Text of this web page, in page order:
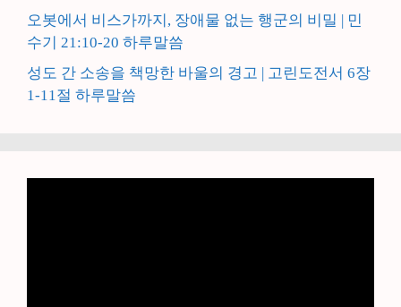
오봇에서 비스가까지, 장애물 없는 행군의 비밀 | 민
수기 21:10-20 하루말씀
성도 간 소송을 책망한 바울의 경고 | 고린도전서 6장
1-11절 하루말씀